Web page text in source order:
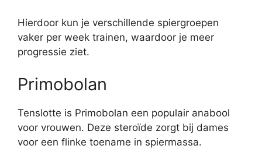
Hierdoor kun je verschillende spiergroepen
vaker per week trainen, waardoor je meer
progressie ziet.
Primobolan
Tenslotte is Primobolan een populair anabool
voor vrouwen. Deze steroïde zorgt bij dames
voor een flinke toename in spiermassa.